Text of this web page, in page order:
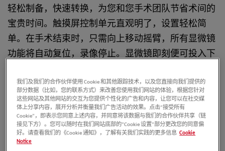
轻松制备，快速转换，为您和您手术团队节省术间的
宝贵时间。触摸屏控制单元直观明了，设置轻松简
单。在手术结束时，只需向上移动摇臂，所有显微镜
功能将自动复位，录像停止。显微镜即刻便可投入下
我们及我们的合作伙伴使用 Cookie 和其他跟踪技术，以及您直接向我们提供的
部分数据（比如，您的联系方式）来改善您使用我们网站的体验，根据您针对
这些网站及其他网站的交互为您提供个性化的广告和内容，让您可以在社交媒
体上分享内容，展开分析并衡量我们广告活动的效果。点击“接受所有
Cookie”，即表示您同意上述内容，并同意将该数据与我们的合作伙伴共享（链
接见下方）。您可以随时在我们网站底部的“Cookie 设置”部分更改您的同意偏
好。请查看我们的《Cookie 通知》，了解有关我们实践的更多信息 Cookie
Notice